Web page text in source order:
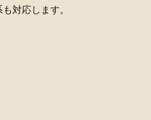
対応します。